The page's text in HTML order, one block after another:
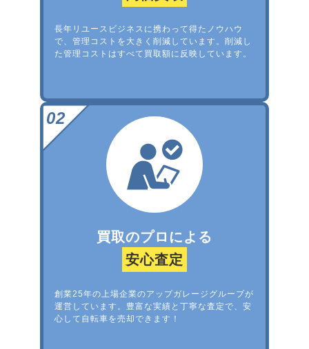
長年リユースビジネスに携わって得たノウハウ
で、管理コストを大きく削減しています。削減し
た管理コストはすべて買取額に反映しています。
買取のプロによる
安心査定
創業25年の上場企業のアップガレージグループが
運営しています。豊富な実績と丁寧な査定で、安
心して自転車を売却できます！